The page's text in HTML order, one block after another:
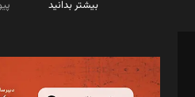
بیشتر بدانید
مدیر مسئول: محمدباقر اثنی‌عشری
سردبیر: مهرک محمودی